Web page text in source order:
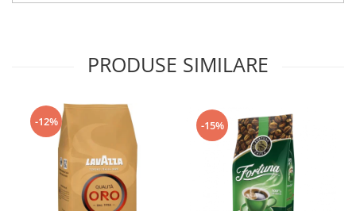
PRODUSE SIMILARE
-12% -15%